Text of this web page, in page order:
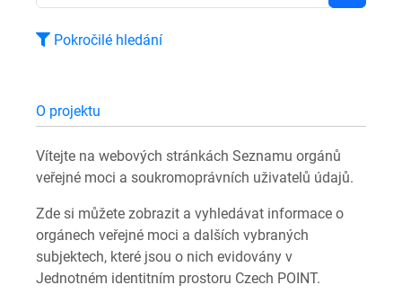
Pokročilé hledání
O projektu
Vítejte na webových stránkách Seznamu orgánů
veřejné moci a soukromoprávních uživatelů údajů.
Zde si můžete zobrazit a vyhledávat informace o
orgánech veřejné moci a dalších vybraných
subjektech, které jsou o nich evidovány v
Jednotném identitním prostoru Czech POINT.